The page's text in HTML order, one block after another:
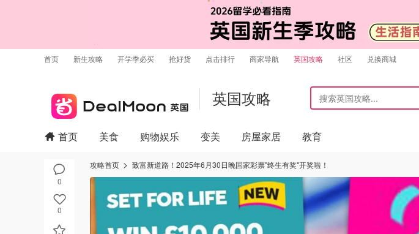
首页 新生攻略 开学季必买 抢好货 点击排行 商家导航 英国攻略 社区 兑换商城
英国攻略
0
0
首页 美食 购物娱乐 变美 房屋家居 教育
攻略首页 致富新道路！2025年6月30日晚国家彩票"终生有奖"开奖啦！